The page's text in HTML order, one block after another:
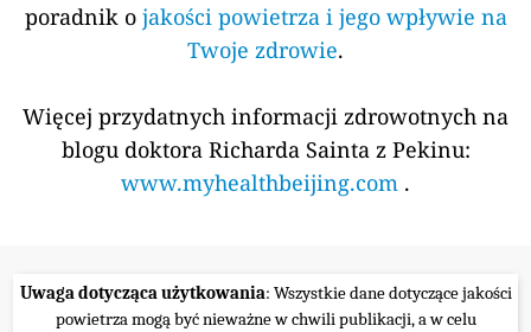
poradnik o jakości powietrza i jego wpływie na
Twoje zdrowie.
Więcej przydatnych informacji zdrowotnych na
blogu doktora Richarda Sainta z Pekinu:
www.myhealthbeijing.com .
Uwaga dotycząca użytkowania: Wszystkie dane dotyczące jakości
powietrza mogą być nieważne w chwili publikacji, a w celu